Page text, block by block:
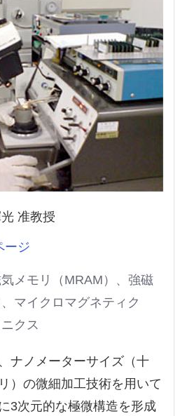
准教授
ージ
メモリ（MRAM）、強磁
マイクロマグネティク
クス
ナノメーターサイズ（十
）の微細加工技術を用いて
3次元的な極微構造を形成